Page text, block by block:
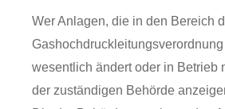
Wer Anlagen, die in den Bereich
wesentlich ändert oder in Betrieb
der zuständigen Behörde